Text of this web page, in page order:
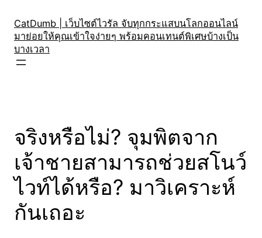
content
CatDumb | เว็บไซต์ไวรัล จับทุกกระแสบนโลกออนไลน์
มาย่อยให้คุณเข้าใจง่ายๆ พร้อมคอนเทนต์พิเศษบ้างเป็น
บางเวลา
จริงหรือไม่? จุมพิตจาก
เจ้าชายสามารถช่วยสโนว์
ไวท์ได้หรือ? มาวิเคราะห์
กันเถอะ